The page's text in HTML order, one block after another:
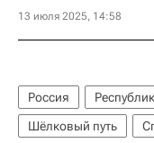
13 июля 2025, 14:58
Россия
Шёлковый путь